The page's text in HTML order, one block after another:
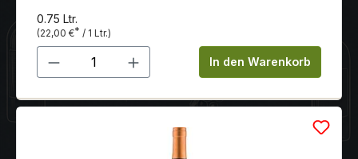
Komponente, die für Energie und Spiel sorgt. Neben
der knackigen Frucht finden sich würzige Elemente,
die ein wenig an Curry erinnern. Schließlich sorgt eine
leichte Salzigkeit für Trinkfluss.
0.75 Ltr.
(22,00 €* / 1 Ltr.)
Produkt Anzahl: Gib denIn den Warenkorb